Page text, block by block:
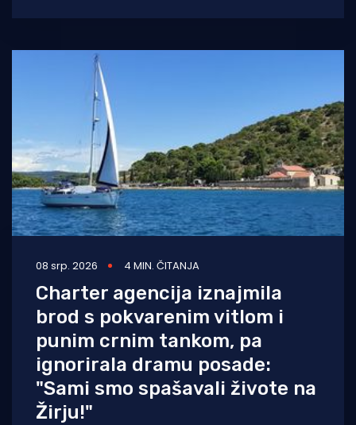
odnosno jahtama, brodicama, čamcima
08 srp. 2026 4 MIN. ČITANJA
Charter agencija iznajmila
brod s pokvarenim vitlom i
punim crnim tankom, pa
ignorirala dramu posade:
"Sami smo spašavali živote na
Žirju!"